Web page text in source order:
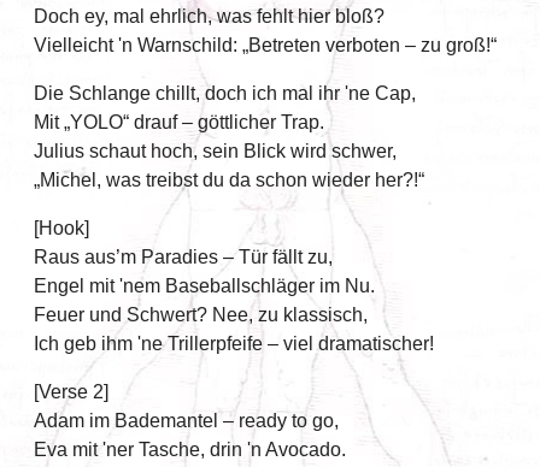
Doch ey, mal ehrlich, was fehlt hier bloß?
Vielleicht 'n Warnschild: „Betreten verboten – zu groß!“
Die Schlange chillt, doch ich mal ihr 'ne Cap,
Mit „YOLO“ drauf – göttlicher Trap.
Julius schaut hoch, sein Blick wird schwer,
„Michel, was treibst du da schon wieder her?!“
[Hook]
Raus aus’m Paradies – Tür fällt zu,
Engel mit 'nem Baseballschläger im Nu.
Feuer und Schwert? Nee, zu klassisch,
Ich geb ihm 'ne Trillerpfeife – viel dramatischer!
[Verse 2]
Adam im Bademantel – ready to go,
Eva mit 'ner Tasche, drin 'n Avocado.